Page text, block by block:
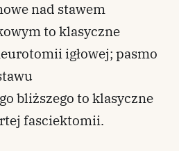
nad stawem
to klasyczne
igłowej; pasmo
bliższego to klasyczne
fasciektomii.